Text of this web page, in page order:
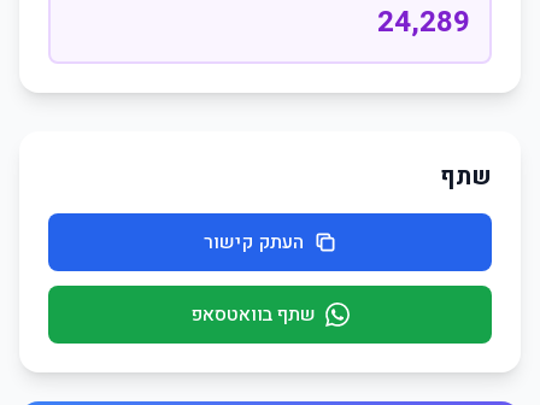
24,289
שתף
העתק קישור
שתף בוואטסאפ